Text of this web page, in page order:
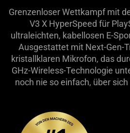
Grenzenloser Wettkampf mit
V3 X HyperSpeed für
ultraleichten, kabellosen E-
Ausgestattet mit Next-Gen-
kristallklaren Mikrofon, das
GHz-Wireless-Technologie
noch nie so einfach, über